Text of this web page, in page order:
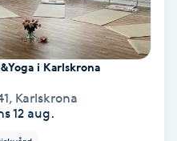
i Karlskrona
, Karlskrona
12 aug.